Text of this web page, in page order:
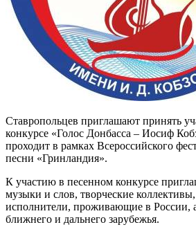
Ставропольцев приглашают принять
конкурсе «Голос Донбасса – Иосиф
проходит в рамках Всероссийского
песни «Гринландия».
К участию в песенном конкурсе
музыки и слов, творческие
исполнители, проживающие в России,
ближнего и дальнего зарубежья.